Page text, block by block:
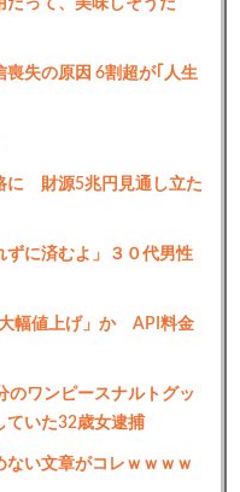
だって、美味しそうだ
喪失の原因 6割超が｢人生
に 財源5兆円見通し立た
ずに済むよ」３０代男性
大幅値上げ」か API料金
のワンピースナルトグッ
ていた32歳女逮捕
ない文章がコレｗｗｗｗ